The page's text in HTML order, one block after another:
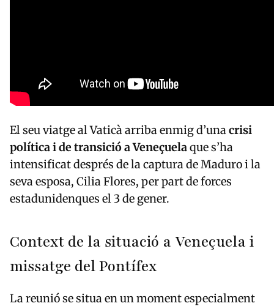
El seu viatge al Vaticà arriba enmig d’unacrisi
política i de transició a Veneçuelaque s’ha
intensificat després de la captura de Maduro i la
seva esposa, Cilia Flores, per part de forces
estadunidenques el 3 de gener.
Context de la situació a Veneçuela i
missatge del Pontífex
La reunió se situa en un moment especialment